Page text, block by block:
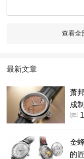
查看全
最新文章
萧
成
1
金
的